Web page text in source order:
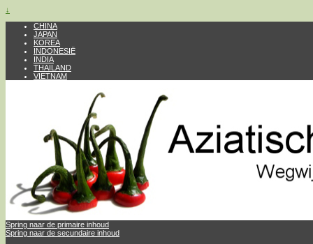
↓
CHINA
JAPAN
KOREA
INDONESIË
INDIA
THAILAND
VIETNAM
Spring naar de primaire inhoud
Spring naar de secundaire inhoud